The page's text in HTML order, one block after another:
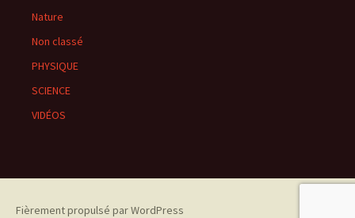
Nature
Non classé
PHYSIQUE
SCIENCE
VIDÉOS
Fièrement propulsé par WordPress